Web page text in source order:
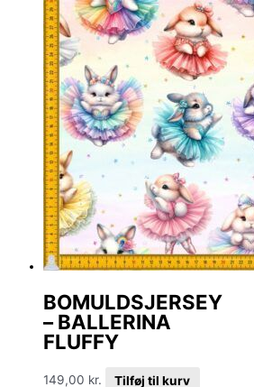
BOMULDSJERSEY
– BALLERINA
FLUFFY
149,00 kr.
Tilføj til kurv